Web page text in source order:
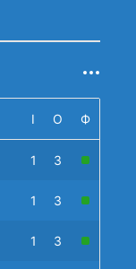
І О Ф
1 3
1 3
1 3